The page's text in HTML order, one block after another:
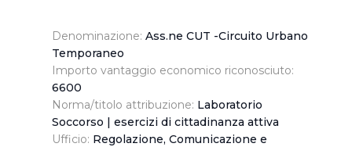
Denominazione: Ass.ne CUT -Circuito Urbano
Temporaneo
Importo vantaggio economico riconosciuto:
6600
Norma/titolo attribuzione: Laboratorio
Soccorso | esercizi di cittadinanza attiva
Ufficio: Regolazione, Comunicazione e